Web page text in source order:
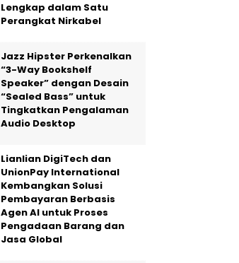
Lengkap dalam Satu
Perangkat Nirkabel
Jazz Hipster Perkenalkan
“3-Way Bookshelf
Speaker” dengan Desain
“Sealed Bass” untuk
Tingkatkan Pengalaman
Audio Desktop
Lianlian DigiTech dan
UnionPay International
Kembangkan Solusi
Pembayaran Berbasis
Agen AI untuk Proses
Pengadaan Barang dan
Jasa Global